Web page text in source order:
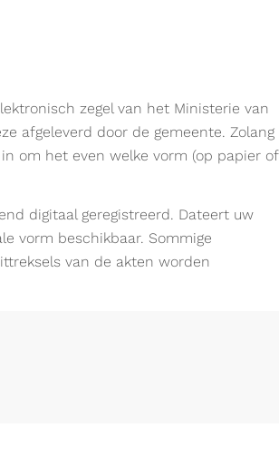
zegel van het Ministerie van
afgeleverd door de gemeente. Zolang
om het even welke vorm (op papier of
digitaal geregistreerd. Dateert uw
vorm beschikbaar. Sommige
van de akten worden